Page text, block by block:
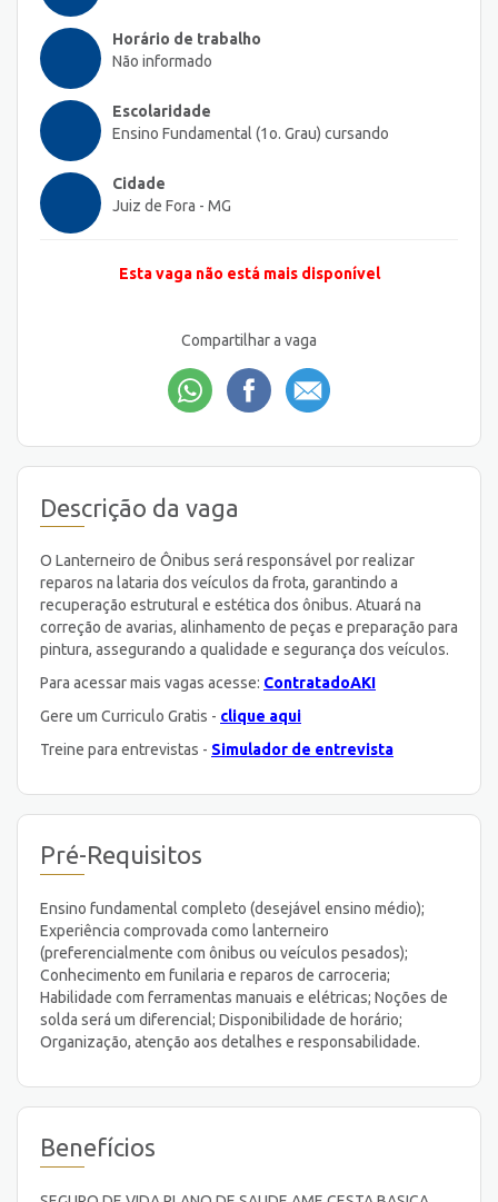
Horário de trabalho
Não informado
Escolaridade
Ensino Fundamental (1o. Grau) cursando
Cidade
Juiz de Fora - MG
Esta vaga não está mais disponível
Compartilhar a vaga
Descrição da vaga
O Lanterneiro de Ônibus será responsável por realizar
reparos na lataria dos veículos da frota, garantindo a
recuperação estrutural e estética dos ônibus. Atuará na
correção de avarias, alinhamento de peças e preparação para
pintura, assegurando a qualidade e segurança dos veículos.
Para acessar mais vagas acesse: ContratadoAKI
Gere um Curriculo Gratis - clique aqui
Treine para entrevistas - Simulador de entrevista
Pré-Requisitos
Ensino fundamental completo (desejável ensino médio);
Experiência comprovada como lanterneiro
(preferencialmente com ônibus ou veículos pesados);
Conhecimento em funilaria e reparos de carroceria;
Habilidade com ferramentas manuais e elétricas; Noções de
solda será um diferencial; Disponibilidade de horário;
Organização, atenção aos detalhes e responsabilidade.
Benefícios